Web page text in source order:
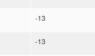
-13
-13